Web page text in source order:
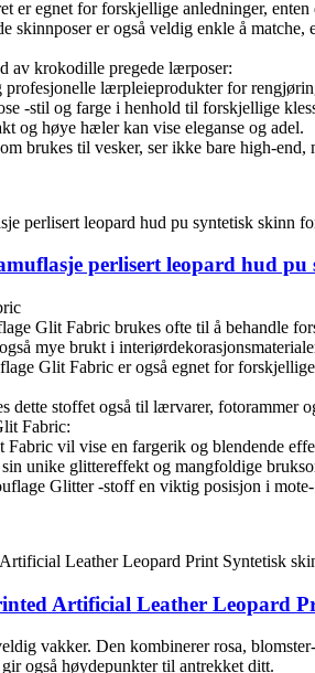
er egnet for forskjellige anledninger,
skinnposer er også veldig enkle å
av krokodille pregede lærposer:
lærpleieprodukter for
-stil og farge i henhold til forskjellige
og høye hæler kan vise eleganse og adel.
brukes til vesker, ser ikke bare high-
perlisert leopard hud pu
Glit Fabric brukes ofte til å behandle
mye brukt i
Glit Fabric er også egnet for
stoffet også til lærvarer, fotorammer
Fabric:
vil vise en fargerik og blendende
unike glittereffekt og mangfoldige
Glitter -stoff en viktig posisjon i
Artificial Leather Leopard
vakker. Den kombinerer rosa,
også høydepunkter til antrekket ditt.